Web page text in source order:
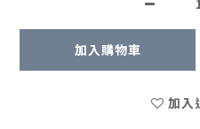
加入購物車
加入